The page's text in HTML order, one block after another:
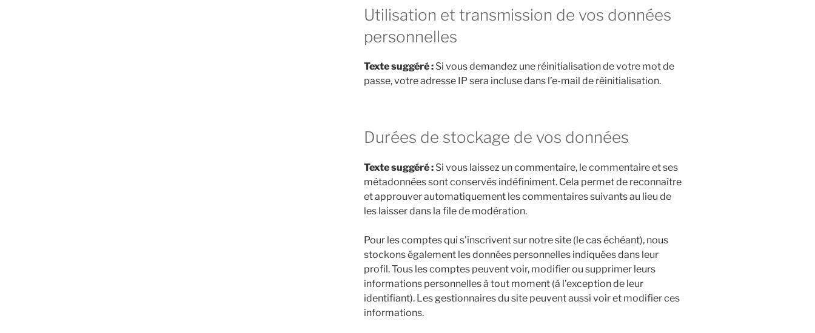
Utilisation et transmission de vos données
personnelles
Texte suggéré : Si vous demandez une réinitialisation de votre mot de
passe, votre adresse IP sera incluse dans l’e-mail de réinitialisation.
Durées de stockage de vos données
Texte suggéré : Si vous laissez un commentaire, le commentaire et ses
métadonnées sont conservés indéfiniment. Cela permet de reconnaître
et approuver automatiquement les commentaires suivants au lieu de
les laisser dans la file de modération.
Pour les comptes qui s’inscrivent sur notre site (le cas échéant), nous
stockons également les données personnelles indiquées dans leur
profil. Tous les comptes peuvent voir, modifier ou supprimer leurs
informations personnelles à tout moment (à l’exception de leur
identifiant). Les gestionnaires du site peuvent aussi voir et modifier ces
informations.